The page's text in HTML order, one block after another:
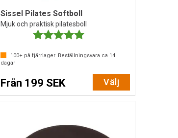
Sissel Pilates Softboll
Mjuk och praktisk pilatesboll
Betyg:
100+ på fjärrlager. Beställningsvara ca. 14
dagar
Från 199 SEK Välj